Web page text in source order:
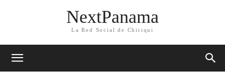
NextPanama
La Red Social de Chiriqui